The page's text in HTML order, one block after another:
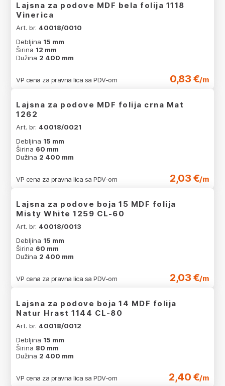
Lajsna za podove MDF bela folija 1118
Vinerica
Art. br. 40018/0010
Debljina 15 mm
Širina 12 mm
Dužina 2 400 mm
VP cena za pravna lica sa PDV-om 0,83 €/m
Lajsna za podove MDF folija crna Mat
1262
Art. br. 40018/0021
Debljina 15 mm
Širina 60 mm
Dužina 2 400 mm
VP cena za pravna lica sa PDV-om 2,03 €/m
Lajsna za podove boja 15 MDF folija
Misty White 1259 CL-60
Art. br. 40018/0013
Debljina 15 mm
Širina 60 mm
Dužina 2 400 mm
VP cena za pravna lica sa PDV-om 2,03 €/m
Lajsna za podove boja 14 MDF folija
Natur Hrast 1144 CL-80
Art. br. 40018/0012
Debljina 15 mm
Širina 80 mm
Dužina 2 400 mm
VP cena za pravna lica sa PDV-om 2,40 €/m